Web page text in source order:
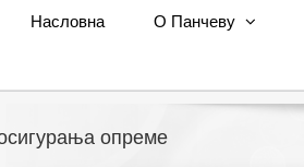
Насловна О Панчеву
опреме